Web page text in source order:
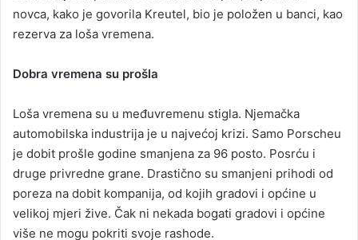
novca, kako je govorila Kreutel, bio je položen u banci, kao
rezerva za loša vremena.
Dobra vremena su prošla
Loša vremena su u međuvremenu stigla. Njemačka
automobilska industrija je u najvećoj krizi. Samo Porscheu
je dobit prošle godine smanjena za 96 posto. Posrću i
druge privredne grane. Drastično su smanjeni prihodi od
poreza na dobit kompanija, od kojih gradovi i općine u
velikoj mjeri žive. Čak ni nekada bogati gradovi i općine
više ne mogu pokriti svoje rashode.